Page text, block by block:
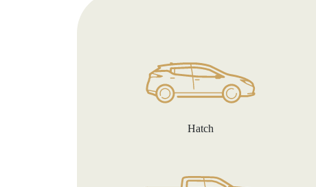
Hatch